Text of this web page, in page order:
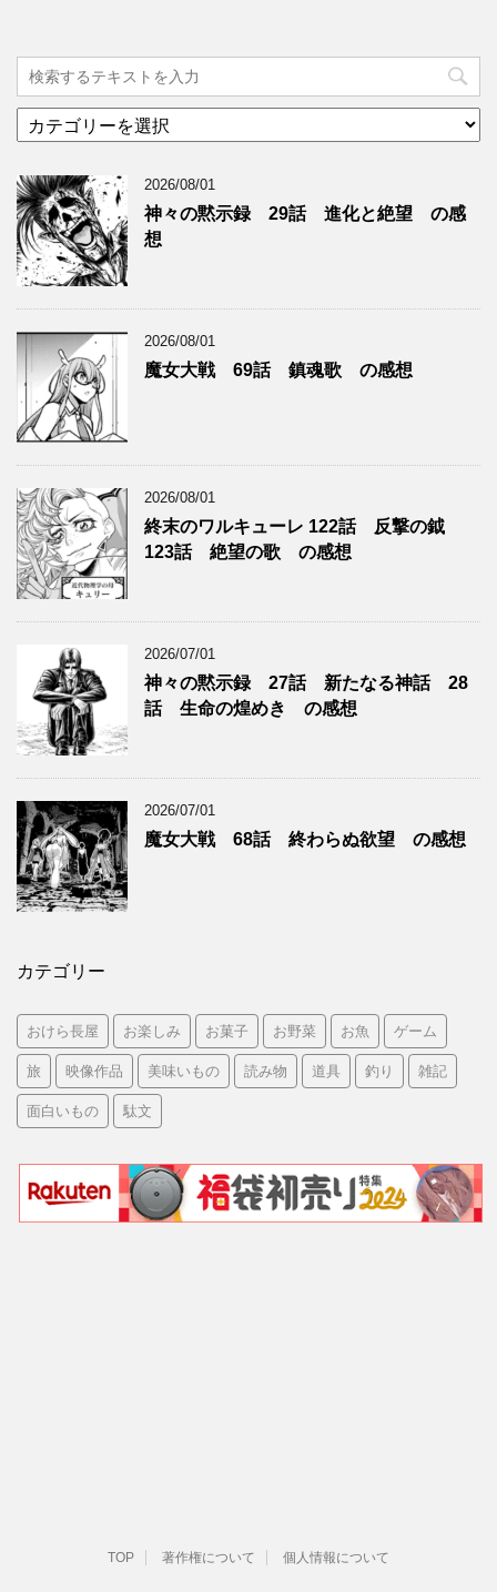
テ
リ
ー
2026/08/01
神々の黙示録 29話 進化と絶望 の感
想
2026/08/01
魔女大戦 69話 鎮魂歌 の感想
2026/08/01
終末のワルキューレ 122話 反撃の鉞
123話 絶望の歌 の感想
2026/07/01
神々の黙示録 27話 新たなる神話 28
話 生命の煌めき の感想
2026/07/01
魔女大戦 68話 終わらぬ欲望 の感想
カテゴリー
おけら長屋 お楽しみ お菓子 お野菜 お魚 ゲーム
旅 映像作品 美味いもの 読み物 道具 釣り 雑記
面白いもの 駄文
TOP 著作権について 個人情報について